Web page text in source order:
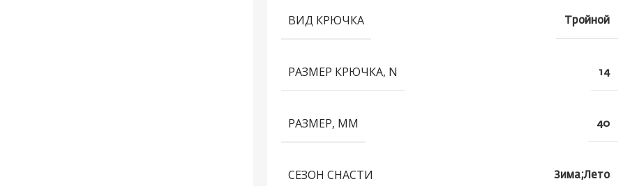
ВИД КРЮЧКА Тройной
РАЗМЕР КРЮЧКА, N 14
РАЗМЕР, ММ 40
СЕЗОН СНАСТИ Зима;Лето